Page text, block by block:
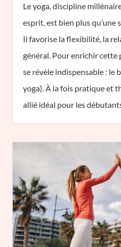
Le yoga, discipline
esprit, est bien plus qu’une
Il favorise la flexibilité, la
général. Pour enrichir cette
se révèle indispensable : le
yoga). À la fois pratique et
allié idéal pour les